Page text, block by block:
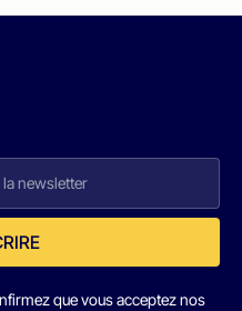
que vous acceptez nos